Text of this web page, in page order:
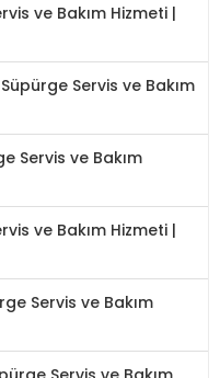
ve Bakım Hizmeti |
Servis ve Bakım
Servis ve Bakım
ve Bakım Hizmeti |
Servis ve Bakım